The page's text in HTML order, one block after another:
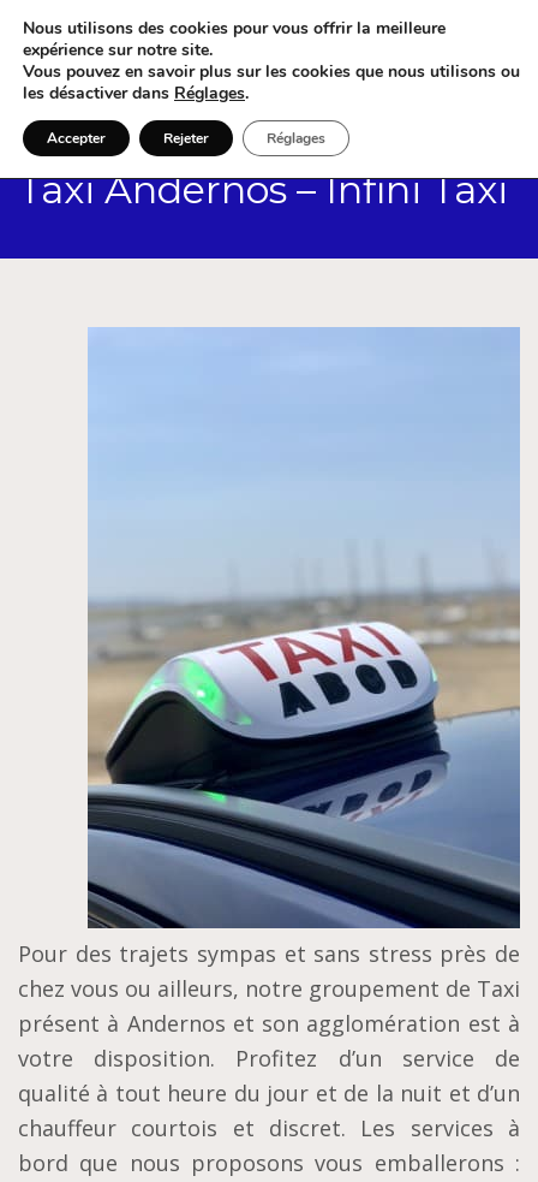
Taxi Andernos – Infini Taxi
Pour des trajets sympas et sans stress près de
chez vous ou ailleurs, notre groupement de Taxi
présent à Andernos et son agglomération est à
votre disposition. Profitez d’un service de
qualité à tout heure du jour et de la nuit et d’un
chauffeur courtois et discret. Les services à
bord que nous proposons vous emballerons :
Nous utilisons des cookies pour vous offrir la meilleure
expérience sur notre site.
Vous pouvez en savoir plus sur les cookies que nous utilisons ou
les désactiver dans Réglages.
Accepter Rejeter Réglages